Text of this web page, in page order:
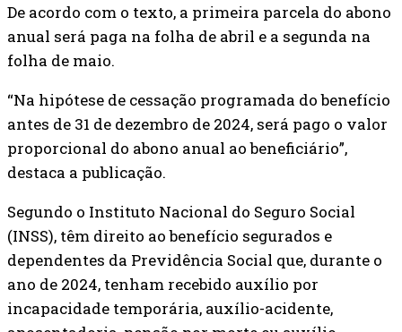
De acordo com o texto, a primeira parcela do abono
anual será paga na folha de abril e a segunda na
folha de maio.
“Na hipótese de cessação programada do benefício
antes de 31 de dezembro de 2024, será pago o valor
proporcional do abono anual ao beneficiário”,
destaca a publicação.
Segundo o Instituto Nacional do Seguro Social
(INSS), têm direito ao benefício segurados e
dependentes da Previdência Social que, durante o
ano de 2024, tenham recebido auxílio por
incapacidade temporária, auxílio-acidente,